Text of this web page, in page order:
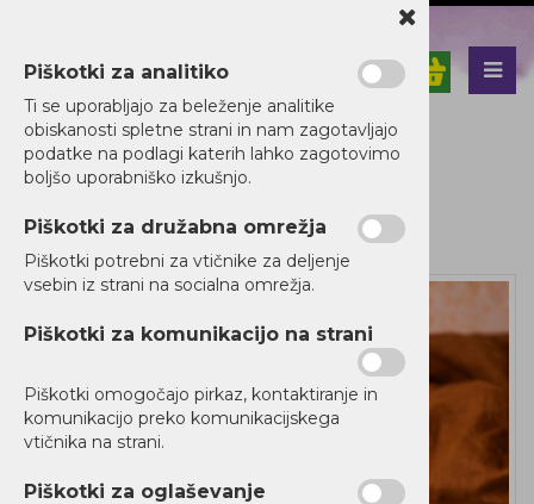
Nazaj en nivo
Vrsta 1
Vrsta 2
Vrsta 3
Nazaj en nivo
Vrsta 1
Vrsta 2
Vrsta 3
Nazaj en nivo
Vrsta 1
Vrsta 2
Vrsta 3
Kategorije izdelkov
Piškotki za analitiko
Ti se uporabljajo za beleženje analitike
obiskanosti spletne strani in nam zagotavljajo
podatke na podlagi katerih lahko zagotovimo
boljšo uporabniško izkušnjo.
Piškotki za družabna omrežja
Piškotki potrebni za vtičnike za deljenje
vsebin iz strani na socialna omrežja.
Piškotki za komunikacijo na strani
Piškotki omogočajo pirkaz, kontaktiranje in
komunikacijo preko komunikacijskega
vtičnika na strani.
Piškotki za oglaševanje